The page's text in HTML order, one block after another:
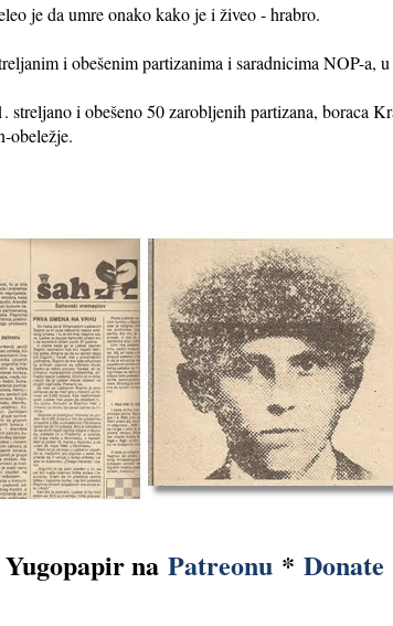
je da umre onako kako je i živeo - hrabro.
i obešenim partizanima i saradnicima NOP-a,
streljano i obešeno 50 zarobljenih partizana, boraca
obeležje.
na Patreonu * Donate